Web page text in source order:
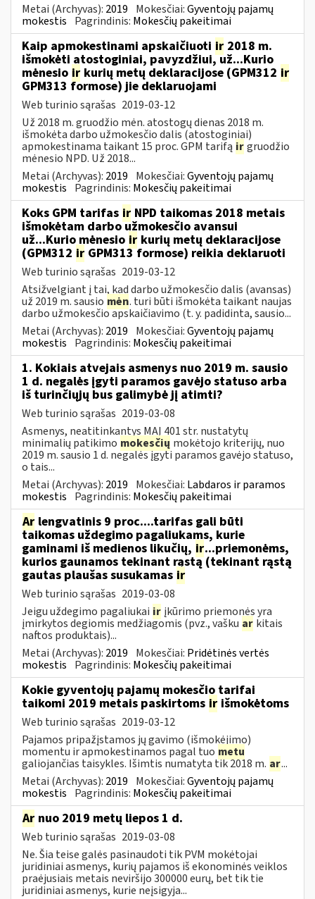
Metai (Archyvas): 2019 Mokesčiai:Gyventojų pajamų
mokestis Pagrindinis: Mokesčių pakeitimai
Kaip apmokestinami apskaičiuoti ir 2018 m.
išmokėti atostoginiai, pavyzdžiui, už...Kurio
mėnesio ir kurių metų deklaracijose (GPM312 ir
GPM313 formose) jie deklaruojami
Web turinio sąrašas 2019-03-12
Už 2018 m. gruodžio mėn. atostogų dienas 2018 m.
išmokėta darbo užmokesčio dalis (atostoginiai)
apmokestinama taikant 15 proc. GPM tarifą irgruodžio
mėnesio NPD. Už 2018...
Metai (Archyvas): 2019 Mokesčiai:Gyventojų pajamų
mokestis Pagrindinis: Mokesčių pakeitimai
Koks GPM tarifas ir NPD taikomas 2018 metais
išmokėtam darbo užmokesčio avansui
už...Kurio mėnesio ir kurių metų deklaracijose
(GPM312 ir GPM313 formose) reikia deklaruoti
Web turinio sąrašas 2019-03-12
Atsižvelgiant į tai, kad darbo užmokesčio dalis (avansas)
už 2019 m. sausio mėn. turi būti išmokėta taikant naujas
darbo užmokesčio apskaičiavimo (t. y. padidinta, sausio...
Metai (Archyvas): 2019 Mokesčiai:Gyventojų pajamų
mokestis Pagrindinis: Mokesčių pakeitimai
1. Kokiais atvejais asmenys nuo 2019 m. sausio
1 d. negalės įgyti paramos gavėjo statuso arba
iš turinčiųjų bus galimybė jį atimti?
Web turinio sąrašas 2019-03-08
Asmenys, neatitinkantys MAĮ 401 str. nustatytų
minimalių patikimo mokesčių mokėtojo kriterijų, nuo
2019 m. sausio 1 d. negalės įgyti paramos gavėjo statuso,
o tais...
Metai (Archyvas): 2019 Mokesčiai: Labdaros ir paramos
mokestis Pagrindinis: Mokesčių pakeitimai
Ar lengvatinis 9 proc....tarifas gali būti
taikomas uždegimo pagaliukams, kurie
gaminami iš medienos likučių, ir...priemonėms,
kurios gaunamos tekinant rąstą (tekinant rąstą
gautas plaušas susukamas ir
Web turinio sąrašas 2019-03-08
Jeigu uždegimo pagaliukai ir įkūrimo priemonės yra
įmirkytos degiomis medžiagomis (pvz., vašku ar kitais
naftos produktais)...
Metai (Archyvas): 2019 Mokesčiai: Pridėtinės vertės
mokestis Pagrindinis: Mokesčių pakeitimai
Kokie gyventojų pajamų mokesčio tarifai
taikomi 2019 metais paskirtoms ir išmokėtoms
Web turinio sąrašas 2019-03-12
Pajamos pripažįstamos jų gavimo (išmokėjimo)
momentu ir apmokestinamos pagal tuo metu
galiojančias taisykles. Išimtis numatyta tik 2018 m. ar...
Metai (Archyvas): 2019 Mokesčiai:Gyventojų pajamų
mokestis Pagrindinis: Mokesčių pakeitimai
Ar nuo 2019 metų liepos 1 d.
Web turinio sąrašas 2019-03-08
Ne. Šia teise galės pasinaudoti tik PVM mokėtojai
juridiniai asmenys, kurių pajamos iš ekonominės veiklos
praėjusiais metais neviršijo 300000 eurų, bet tik tie
juridiniai asmenys, kurie neįsigyja...